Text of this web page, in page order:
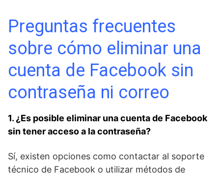
Preguntas frecuentes
sobre cómo eliminar una
cuenta de Facebook⁤ sin
contraseña⁣ ni correo
1. ¿Es posible eliminar una cuenta de Facebook
sin tener acceso a la contraseña?
Sí, existen opciones ⁣como ⁤contactar al soporte
técnico ⁣de Facebook o utilizar métodos de